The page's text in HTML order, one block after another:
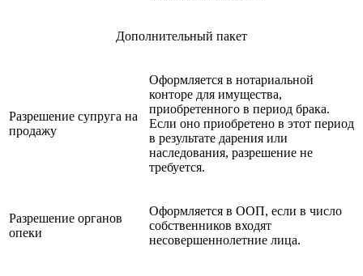
Дополнительный пакет
Разрешение супруга на
продажу
Оформляется в нотариальной
конторе для имущества,
приобретенного в период брака.
Если оно приобретено в этот период
в результате дарения или
наследования, разрешение не
требуется.
Разрешение органов
опеки
Оформляется в ООП, если в число
собственников входят
несовершеннолетние лица.